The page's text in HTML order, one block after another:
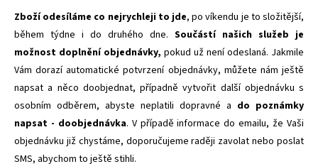
Zboží odesíláme co nejrychleji to jde, po víkendu je to složitější,
během týdne i do druhého dne. Součástí našich služeb je
možnost doplnění objednávky, pokud už není odeslaná. Jakmile
Vám dorazí automatické potvrzení objednávky, můžete nám ještě
napsat a něco doobjednat, případně vytvořit další objednávku s
osobním odběrem, abyste neplatili dopravné a do poznámky
napsat - doobjednávka. V případě informace do emailu, že Vaši
objednávku již chystáme, doporučujeme raději zavolat nebo poslat
SMS, abychom to ještě stihli.